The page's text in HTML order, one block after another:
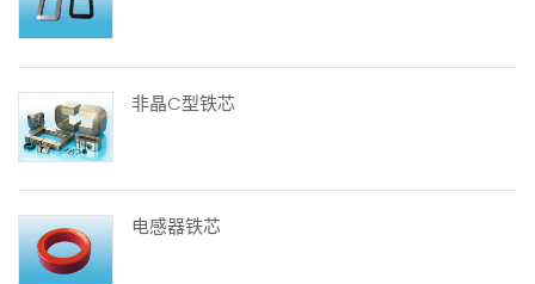
非晶C型铁芯
电感器铁芯